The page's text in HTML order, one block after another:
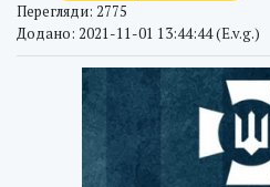
Перегляди: 2775
Додано: 2021-11-01 13:44:44 (E.v.g.)